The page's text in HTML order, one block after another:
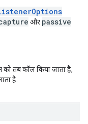
और passive
तब कॉल किया जाता है,
है.